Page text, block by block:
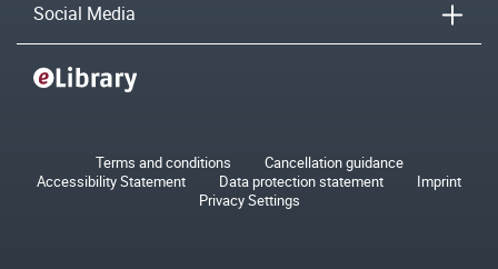
Social Media
Terms and conditions
Cancellation guidance
Accessibility Statement
Data protection statement
Imprint
Privacy Settings